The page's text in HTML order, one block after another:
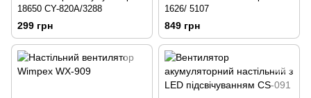
18650 CY-820A/3288
299 грн
1626/ 5107
849 грн